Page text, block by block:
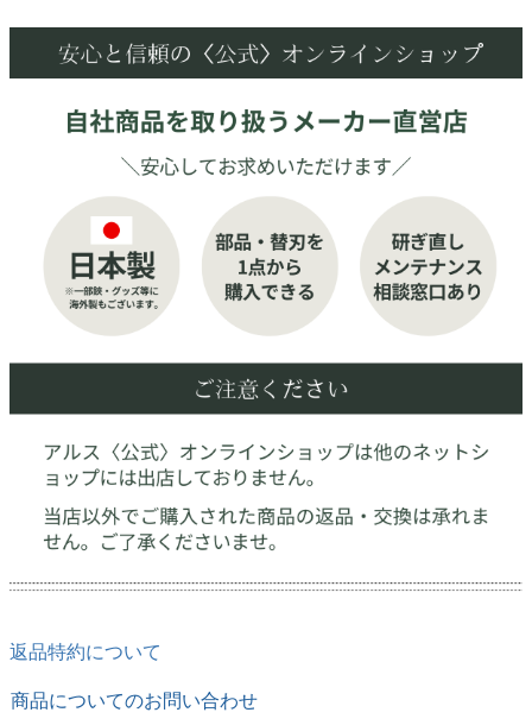
返品特約について
商品についてのお問い合わせ